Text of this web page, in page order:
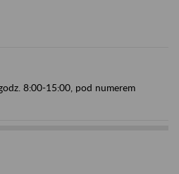
8:00-15:00, pod numerem